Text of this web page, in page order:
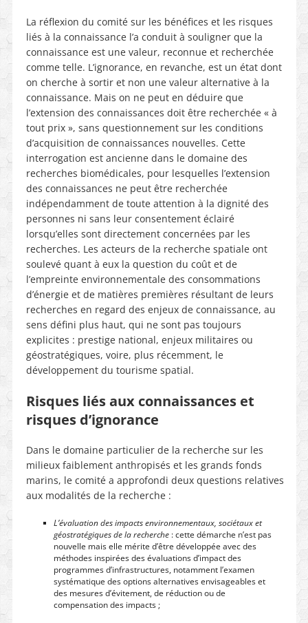
La réflexion du comité sur les bénéfices et les risques
liés à la connaissance l’a conduit à souligner que la
connaissance est une valeur, reconnue et recherchée
comme telle. L’ignorance, en revanche, est un état dont
on cherche à sortir et non une valeur alternative à la
connaissance. Mais on ne peut en déduire que
l’extension des connaissances doit être recherchée « à
tout prix », sans questionnement sur les conditions
d’acquisition de connaissances nouvelles. Cette
interrogation est ancienne dans le domaine des
recherches biomédicales, pour lesquelles l’extension
des connaissances ne peut être recherchée
indépendamment de toute attention à la dignité des
personnes ni sans leur consentement éclairé
lorsqu’elles sont directement concernées par les
recherches. Les acteurs de la recherche spatiale ont
soulevé quant à eux la question du coût et de
l’empreinte environnementale des consommations
d’énergie et de matières premières résultant de leurs
recherches en regard des enjeux de connaissance, au
sens défini plus haut, qui ne sont pas toujours
explicites : prestige national, enjeux militaires ou
géostratégiques, voire, plus récemment, le
développement du tourisme spatial.
Risques liés aux connaissances et
risques d’ignorance
Dans le domaine particulier de la recherche sur les
milieux faiblement anthropisés et les grands fonds
marins, le comité a approfondi deux questions relatives
aux modalités de la recherche :
L’évaluation des impacts environnementaux, sociétaux et
géostratégiques de la recherche : cette démarche n’est pas
nouvelle mais elle mérite d’être développée avec des
méthodes inspirées des évaluations d’impact des
programmes d’infrastructures, notamment l’examen
systématique des options alternatives envisageables et
des mesures d’évitement, de réduction ou de
compensation des impacts ;